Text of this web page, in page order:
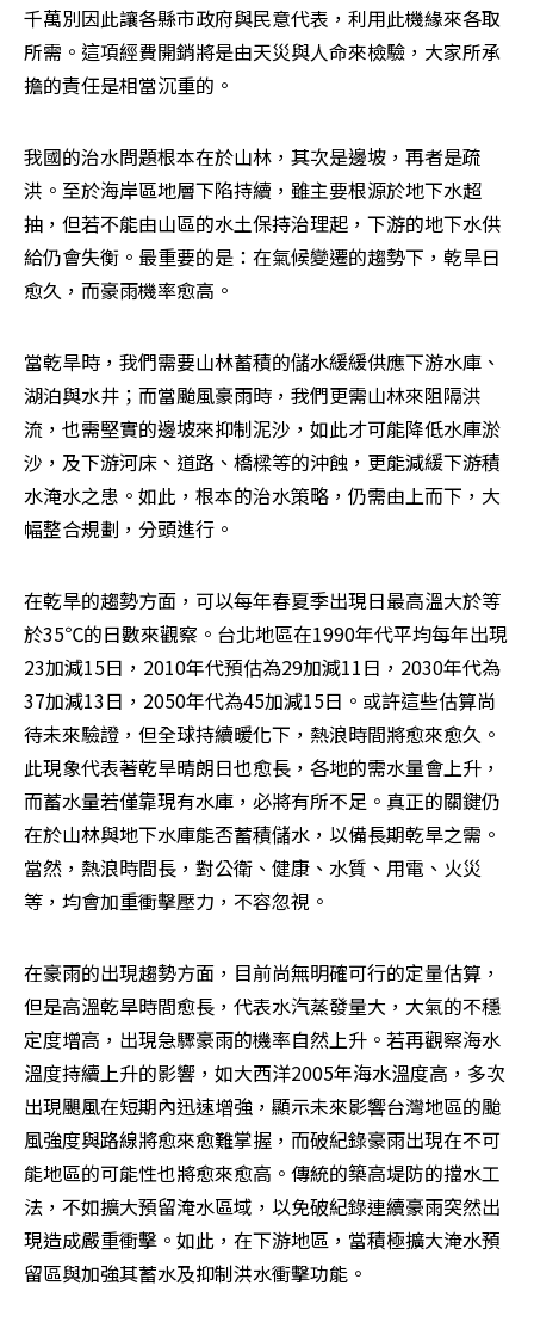
千萬別因此讓各縣市政府與民意代表，利用此機緣來各取
所需。這項經費開銷將是由天災與人命來檢驗，大家所承
擔的責任是相當沉重的。
我國的治水問題根本在於山林，其次是邊坡，再者是疏
洪。至於海岸區地層下陷持續，雖主要根源於地下水超
抽，但若不能由山區的水土保持治理起，下游的地下水供
給仍會失衡。最重要的是：在氣候變遷的趨勢下，乾旱日
愈久，而豪雨機率愈高。
當乾旱時，我們需要山林蓄積的儲水緩緩供應下游水庫、
湖泊與水井；而當颱風豪雨時，我們更需山林來阻隔洪
流，也需堅實的邊坡來抑制泥沙，如此才可能降低水庫淤
沙，及下游河床、道路、橋樑等的沖蝕，更能減緩下游積
水淹水之患。如此，根本的治水策略，仍需由上而下，大
幅整合規劃，分頭進行。
在乾旱的趨勢方面，可以每年春夏季出現日最高溫大於等
於35℃的日數來觀察。台北地區在1990年代平均每年出現
23加減15日，2010年代預估為29加減11日，2030年代為
37加減13日，2050年代為45加減15日。或許這些估算尚
待未來驗證，但全球持續暖化下，熱浪時間將愈來愈久。
此現象代表著乾旱晴朗日也愈長，各地的需水量會上升，
而蓄水量若僅靠現有水庫，必將有所不足。真正的關鍵仍
在於山林與地下水庫能否蓄積儲水，以備長期乾旱之需。
當然，熱浪時間長，對公衛、健康、水質、用電、火災
等，均會加重衝擊壓力，不容忽視。
在豪雨的出現趨勢方面，目前尚無明確可行的定量估算，
但是高溫乾旱時間愈長，代表水汽蒸發量大，大氣的不穩
定度增高，出現急驟豪雨的機率自然上升。若再觀察海水
溫度持續上升的影響，如大西洋2005年海水溫度高，多次
出現颶風在短期內迅速增強，顯示未來影響台灣地區的颱
風強度與路線將愈來愈難掌握，而破紀錄豪雨出現在不可
能地區的可能性也將愈來愈高。傳統的築高堤防的擋水工
法，不如擴大預留淹水區域，以免破紀錄連續豪雨突然出
現造成嚴重衝擊。如此，在下游地區，當積極擴大淹水預
留區與加強其蓄水及抑制洪水衝擊功能。